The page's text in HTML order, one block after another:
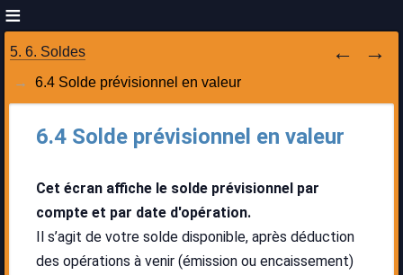
5. 6. Soldes
6.4 Solde prévisionnel en valeur
6.4 Solde prévisionnel en valeur
Cet écran affiche le solde prévisionnel par
compte et par date d'opération.
Il s’agit de votre solde disponible, après déduction
des opérations à venir (émission ou encaissement)